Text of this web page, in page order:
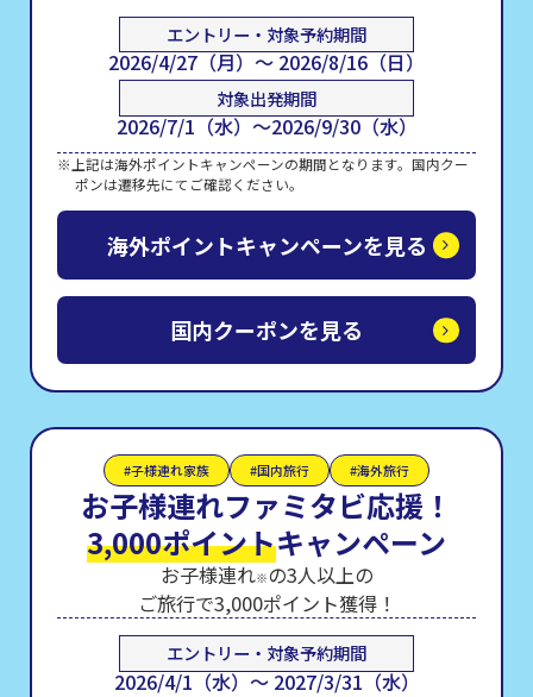
エントリー・対象予約期間
2026/4/27（月）～ 2026/8/16（日）
対象出発期間
2026/7/1（水）～2026/9/30（水）
上記は海外ポイントキャンペーンの期間となります。国内クー
ポンは遷移先にてご確認ください。
海外ポイントキャンペーンを見る
国内クーポンを見る
#子様連れ家族 #国内旅行 #海外旅行
お子様連れファミタビ応援！
3,000ポイントキャンペーン
お子様連れ※の3人以上の
ご旅行で3,000ポイント獲得！
エントリー・対象予約期間
2026/4/1（水）～ 2027/3/31（水）